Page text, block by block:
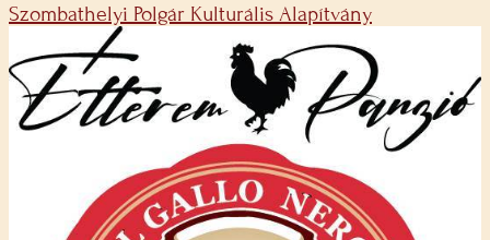
Szombathelyi Polgár Kulturális Alapítvány